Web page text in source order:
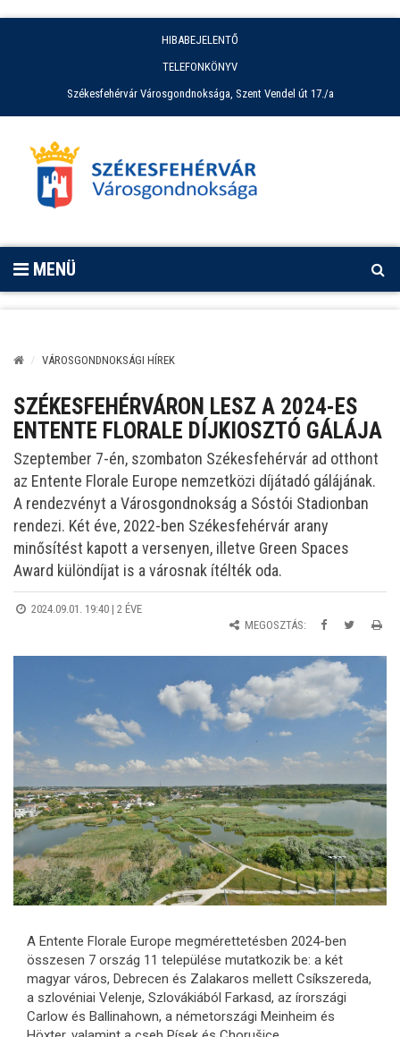
HIBABEJELENTŐ
TELEFONKÖNYV
Székesfehérvár Városgondnoksága, Szent Vendel út 17./a
MENÜ
VÁROSGONDNOKSÁGI HÍREK
SZÉKESFEHÉRVÁRON LESZ A 2024-ES
ENTENTE FLORALE DÍJKIOSZTÓ GÁLÁJA
Szeptember 7-én, szombaton Székesfehérvár ad otthont
az Entente Florale Europe nemzetközi díjátadó gálájának.
A rendezvényt a Városgondnokság a Sóstói Stadionban
rendezi. Két éve, 2022-ben Székesfehérvár arany
minősítést kapott a versenyen, illetve Green Spaces
Award különdíjat is a városnak ítélték oda.
2024.09.01. 19:40 | 2 ÉVE
MEGOSZTÁS:
A Entente Florale Europe megmérettetésben 2024-ben
összesen 7 ország 11 települése mutatkozik be: a két
magyar város, Debrecen és Zalakaros mellett Csíkszereda,
a szlovéniai Velenje, Szlovákiából Farkasd, az írországi
Carlow és Ballinahown, a németországi Meinheim és